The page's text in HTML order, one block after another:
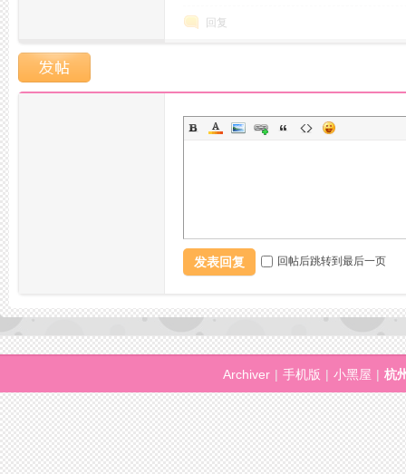
回复
发表回复 回帖后跳转到最后一页
Archiver | 手机版 | 小黑屋 | 杭